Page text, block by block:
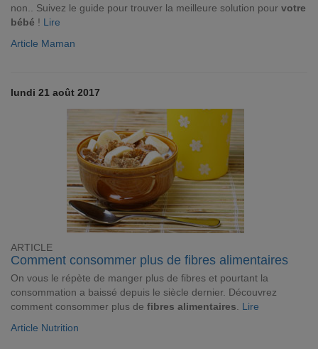
non.. Suivez le guide pour trouver la meilleure solution pour votre
bébé ! Lire
Article Maman
lundi 21 août 2017
ARTICLE
Comment consommer plus de fibres alimentaires
On vous le répète de manger plus de fibres et pourtant la
consommation a baissé depuis le siècle dernier. Découvrez
comment consommer plus de fibres alimentaires
Lire
Article Nutrition